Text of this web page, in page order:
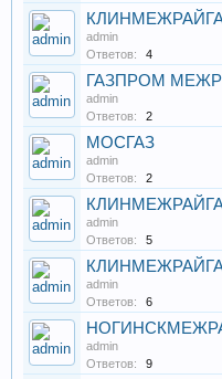
admin
Ответов:
4
ГАЗПРОМ
admin
Ответов:
2
МОСГАЗ
admin
Ответов:
2
admin
Ответов:
5
admin
Ответов:
6
admin
Ответов:
9